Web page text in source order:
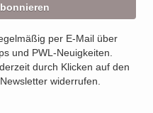
per E-Mail über
und PWL-Neuigkeiten.
durch Klicken auf den
widerrufen.